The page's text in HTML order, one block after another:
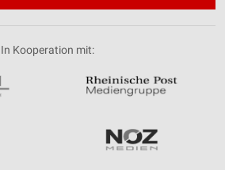
In Kooperation mit: